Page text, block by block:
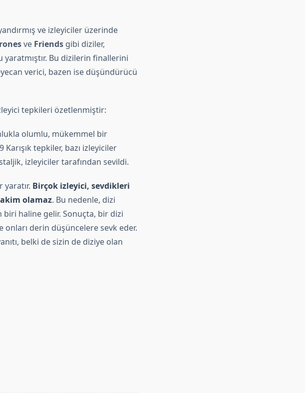
ve izleyiciler üzerinde
ve Friendsgibi diziler,
yaratmıştır. Bu dizilerin finallerini
verici, bazen ise düşündürücü
tepkileri özetlenmiştir:
olumlu, mükemmel bir
tepkiler, bazı izleyiciler
izleyiciler tarafından sevildi.
Birçok izleyici, sevdikleri
olamaz. Bu nedenle, dizi
biri haline gelir. Sonuçta, bir dizi
onları derin düşüncelere sevk eder.
belki de sizin de diziye olan